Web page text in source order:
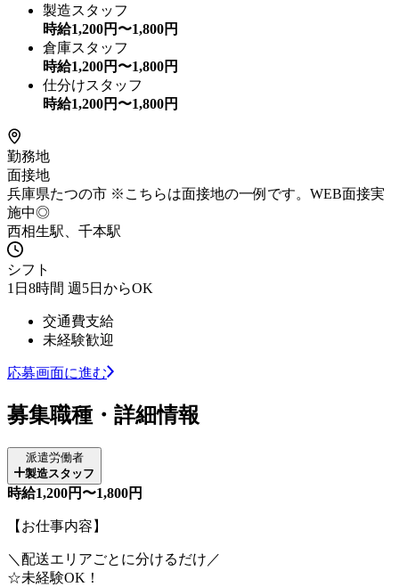
製造スタッフ
時給1,200円〜1,800円
倉庫スタッフ
時給1,200円〜1,800円
仕分けスタッフ
時給1,200円〜1,800円
勤務地
面接地
兵庫県たつの市 ※こちらは面接地の一例です。WEB面接実
施中◎
西相生駅、千本駅
シフト
1日8時間 週5日からOK
交通費支給
未経験歓迎
応募画面に進む
募集職種・詳細情報
派遣労働者
製造スタッフ
時給1,200円〜1,800円
【お仕事内容】
＼配送エリアごとに分けるだけ／
☆未経験OK！